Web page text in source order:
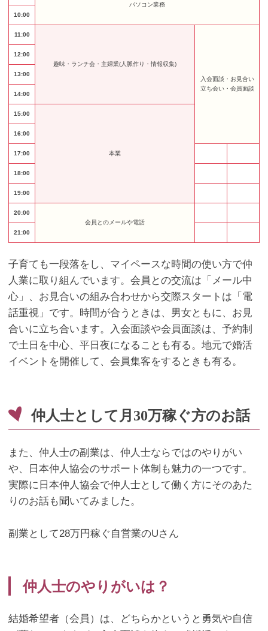
パソコン業務
10:00
11:00
趣味・ランチ会・主婦業(人脈作り・情報収集)
入会面談・お見合い
立ち会い・会員面談
12:00
13:00
14:00
15:00
本業
16:00
17:00
18:00
19:00
20:00
会員とのメールや電話
21:00
子育ても一段落をし、マイペースな時間の使い方で仲
人業に取り組んでいます。会員との交流は「メール中
心」、お見合いの組み合わせから交際スタートは「電
話重視」です。時間が合うときは、男女ともに、お見
合いに立ち合います。入会面談や会員面談は、予約制
で土日を中心、平日夜になることも有る。地元で婚活
イベントを開催して、会員集客をするときも有る。
仲人士として月30万稼ぐ方のお話
また、仲人士の副業は、仲人士ならではのやりがい
や、日本仲人協会のサポート体制も魅力の一つです。
実際に日本仲人協会で仲人士として働く方にそのあた
りのお話も聞いてみました。
副業として28万円稼ぐ自営業のUさん
仲人士のやりがいは？
結婚希望者（会員）は、どちらかというと勇気や自信